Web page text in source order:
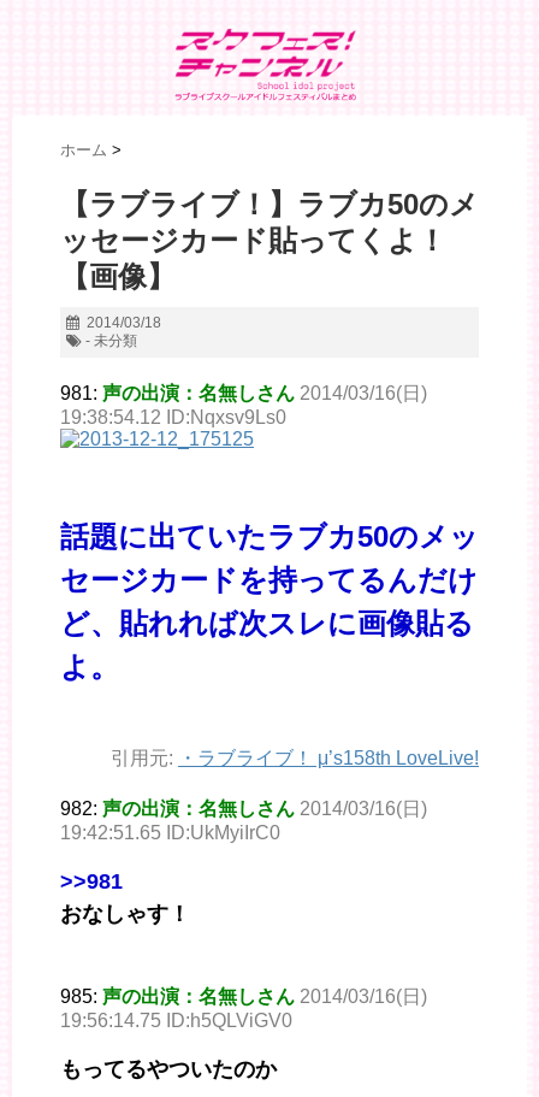
ホーム >
【ラブライブ！】ラブカ50のメ
ッセージカード貼ってくよ！
【画像】
2014/03/18
- 未分類
981: 声の出演：名無しさん 2014/03/16(日)
19:38:54.12 ID:Nqxsv9Ls0
話題に出ていたラブカ50のメッ
セージカードを持ってるんだけ
ど、貼れれば次スレに画像貼る
よ。
引用元: ・ ラブライブ！ μ’s158th LoveLive!
982: 声の出演：名無しさん 2014/03/16(日)
19:42:51.65 ID:UkMyiIrC0
>>981
おなしゃす！
985: 声の出演：名無しさん 2014/03/16(日)
19:56:14.75 ID:h5QLViGV0
もってるやついたのか